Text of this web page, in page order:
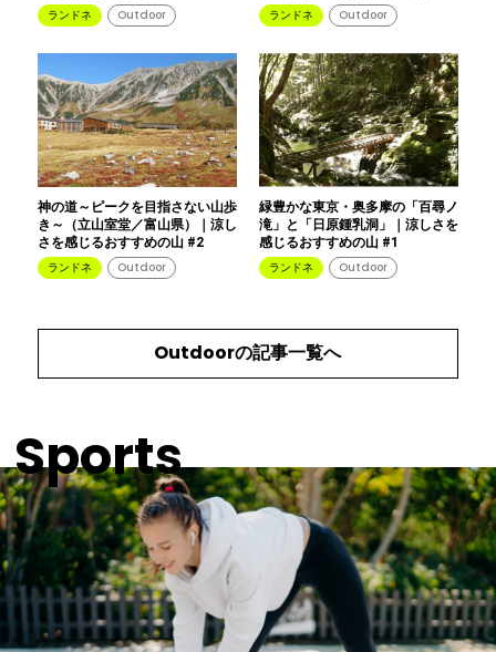
ランドネ Outdoor ランドネ Outdoor
神の道～ピークを目指さない山歩
き～（立山室堂／富山県）｜涼し
さを感じるおすすめの山 #2
ランドネ Outdoor
緑豊かな東京・奥多摩の「百尋ノ
滝」と「日原鍾乳洞」｜涼しさを
感じるおすすめの山 #1
ランドネ Outdoor
Outdoorの記事一覧へ
Sports